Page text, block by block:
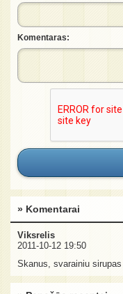
Komentaras:
» Komentarai
Viksrelis
2011-10-12 19:50
Skanus, svarainiu sirupas